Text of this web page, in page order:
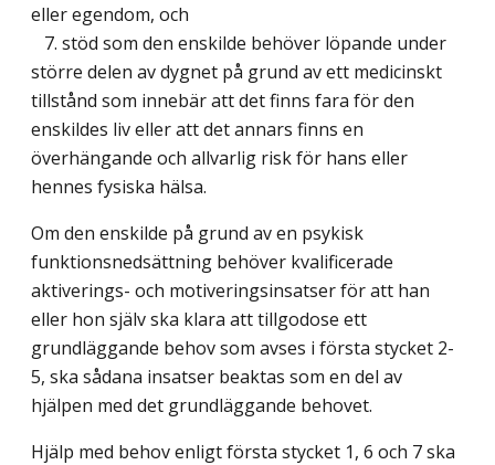
eller egendom, och
7. stöd som den enskilde behöver löpande under
större delen av dygnet på grund av ett medicinskt
tillstånd som innebär att det finns fara för den
enskildes liv eller att det annars finns en
överhängande och allvarlig risk för hans eller
hennes fysiska hälsa.
Om den enskilde på grund av en psykisk
funktionsnedsättning behöver kvalificerade
aktiverings- och motiveringsinsatser för att han
eller hon själv ska klara att tillgodose ett
grundläggande behov som avses i första stycket 2-
5, ska sådana insatser beaktas som en del av
hjälpen med det grundläggande behovet.
Hjälp med behov enligt första stycket 1, 6 och 7 ska